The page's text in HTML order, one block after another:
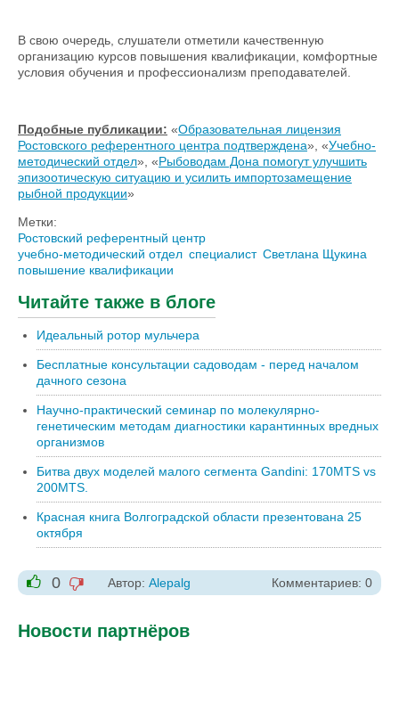
В свою очередь, слушатели отметили качественную
организацию курсов повышения квалификации, комфортные
условия обучения и профессионализм преподавателей.
Подобные публикации: «Образовательная лицензия
Ростовского референтного центра подтверждена», «Учебно-
методический отдел», «Рыбоводам Дона помогут улучшить
эпизоотическую ситуацию и усилить импортозамещение
рыбной продукции»
Метки:
Ростовский референтный центр
учебно-методический отдел специалист Светлана Щукина
повышение квалификации
Читайте также в блоге
Идеальный ротор мульчера
Бесплатные консультации садоводам - перед началом
дачного сезона
Научно-практический семинар по молекулярно-
генетическим методам диагностики карантинных вредных
организмов
Битва двух моделей малого сегмента Gandini: 170MTS vs
200MTS.
Красная книга Волгоградской области презентована 25
октября
+1
0
-1
Автор: Alepalg Комментариев: 0
Новости партнёров